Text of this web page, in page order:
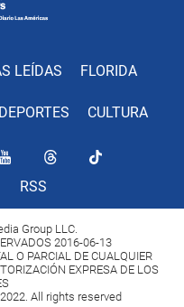
LEÍDAS FLORIDA
DEPORTES CULTURA
RSS
Group LLC.
2016-06-13
O PARCIAL DE CUALQUIER
EXPRESA DE LOS
All rights reserved